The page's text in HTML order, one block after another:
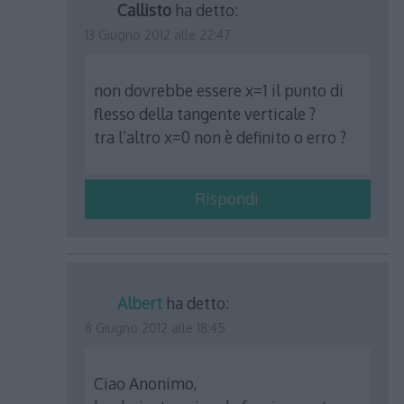
Callisto ha detto:
non dovrebbe essere x=1 il punto di
flesso della tangente verticale ?
tra l’altro x=0 non è definito o erro ?
Rispondi
Albert ha detto:
Ciao Anonimo,